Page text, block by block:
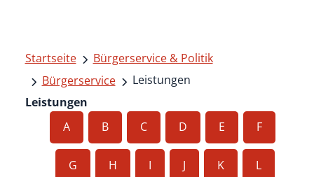
Startseite
Bürgerservice & Politik
Bürgerservice
Leistungen
Leistungen
A
B C D E F
G H I J K L